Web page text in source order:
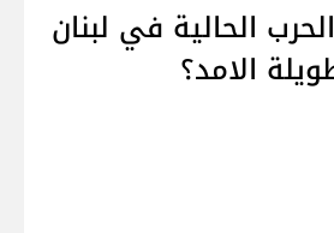
الحالية في لبنان
الامد؟